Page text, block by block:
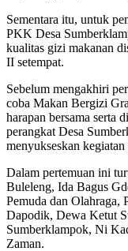
Sementara itu, untuk
PKK Desa
kualitas gizi makanan
II setempat.
Sebelum mengakhiri
coba Makan Bergizi
harapan bersama serta
perangkat Desa
menyukseskan
Dalam pertemuan ini
Buleleng, Ida Bagus
Pemuda dan Olahraga,
Dapodik, Dewa Ketut
Sumberklampok, Ni
Zaman.